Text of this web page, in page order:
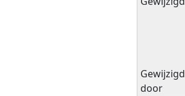
Gewijzigd
door